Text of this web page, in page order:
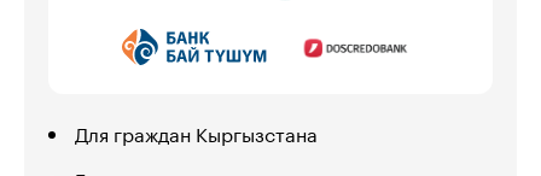
Для граждан Кыргызстана